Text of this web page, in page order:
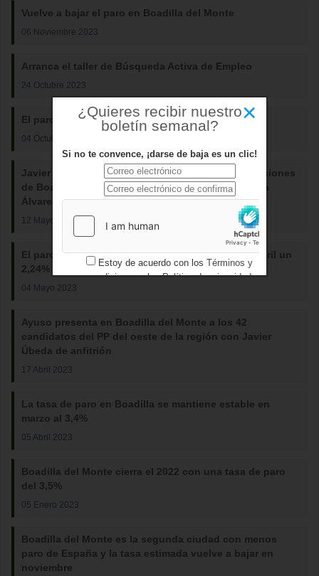
Vuelve a bajar el paro en Boadilla del Monte
06 Noviembre 2023
Arranca el taller de Búsqueda Activa de Empleo
24 Octubre 2023
El paro sigue bajando en Boadilla del Monte
04 Octubre 2023
Javier Úbeda presenta la lista del PP para las elecciones
de Boadilla del Monte con el respaldo de Cayetana
Álvarez de Toledo y Ana Millán
12 Mayo 2023
El paro baja en Boadilla del Monte en el mes de abril un
2,24%
04 Mayo 2023
Ayuso presenta en Boadilla del Monte a los 42
candidatos del PP del oeste de la región con Javier
Úbeda de anfitrión
17 Abril 2023
La tasa de paro en Boadilla se mantiene estable en
marzo al 3,4%
05 Abril 2023
Boadilla del Monte cierra el 2022 con una tasa de paro
del 3,5%
05 Enero 2023
Boadilla del Monte es la segunda ciudad con menos
paro de España y la tasa estimada vuelve a bajar en
noviembre
×
¿Quieres recibir nuestro
boletín semanal?
Si no te convence, ¡darse de baja es un clic!
Estoy de acuerdo con los Términos y
condicionesy losPolítica de privacidad